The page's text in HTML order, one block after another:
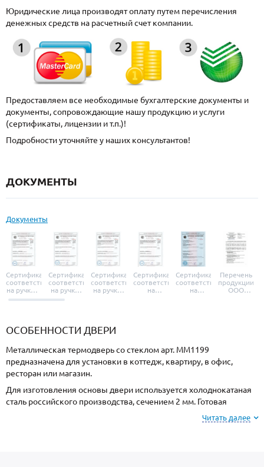
Юридические лица производят оплату путем перечисления
денежных средств на расчетный счет компании.
Предоставляем все необходимые бухгалтерские документы и
документы, сопровождающие нашу продукцию и услуги
(сертификаты, лицензии и т.п.)!
Подробности уточняйте у наших консультантов!
ДОКУМЕНТЫ
Документы
Сертификат
соответствия
на ручки и
броненакладки
Сертификат
соответствия
на ручки-
защелки
Сертификат
соответствия
на ручки-
Сертификат
соответствия
на
Сертификат
соответствия
на
Перечень
продукции
ООО
ОСОБЕННОСТИ ДВЕРИ
Металлическая термодверь со стеклом арт. ММ1199
предназначена для установки в коттедж, квартиру, в офис,
ресторан или магазин.
Для изготовления основы двери используется холоднокатаная
сталь российского производства, сечением 2 мм. Готовая
конструкция имеет необходимую жесткость и взломостойкость.
Читать далее